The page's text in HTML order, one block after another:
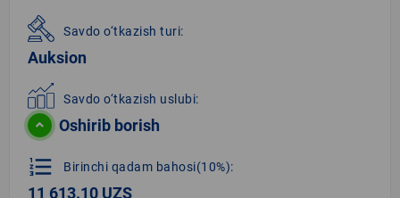
Savdo o‘tkazish turi:
Auksion
Savdo o‘tkazish uslubi:
Oshirib borish
format_list_numbered Birinchi qadam bahosi(10%):
11 613.10 UZS